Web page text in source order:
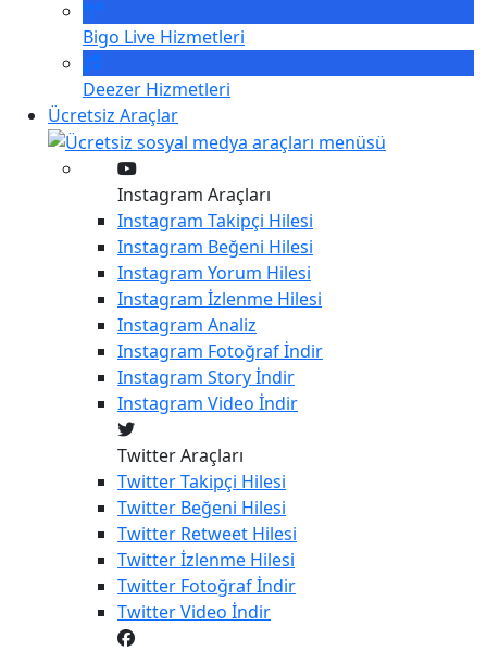
Bigo Live Hizmetleri
Deezer Hizmetleri
Ücretsiz Araçlar
Instagram Araçları
Instagram Takipçi Hilesi
Instagram Beğeni Hilesi
Instagram Yorum Hilesi
Instagram İzlenme Hilesi
Instagram Analiz
Instagram Fotoğraf İndir
Instagram Story İndir
Instagram Video İndir
Twitter Araçları
TwitterTakipçi Hilesi
Twitter Beğeni Hilesi
Twitter Retweet Hilesi
Twitterİzlenme Hilesi
Twitter Fotoğraf İndir
TwitterVideo İndir